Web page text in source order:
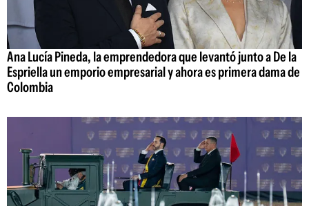
Ana Lucía Pineda, la emprendedora que levantó junto a De la
Espriella un emporio empresarial y ahora es primera dama de
Colombia